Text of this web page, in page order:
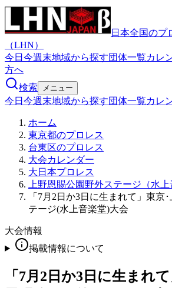
日本全国のプ
（LHN）
今日 今週末地域から探す団体一覧カレ
方へ
検索
メニュー
今日 今週末地域から探す団体一覧カレ
ホーム
東京都のプロレス
台東区のプロレス
大会カレンダー
大日本プロレス
上野恩賜公園野外ステージ（水上
「7月2日か3日に生まれて」東京
テージ(水上音楽堂)大会
大会情報
掲載情報について
「7月2日か3日に生まれ